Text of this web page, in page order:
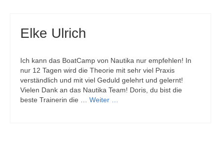
Elke Ulrich
Ich kann das BoatCamp von Nautika nur empfehlen! In
nur 12 Tagen wird die Theorie mit sehr viel Praxis
verständlich und mit viel Geduld gelehrt und gelernt!
Vielen Dank an das Nautika Team! Doris, du bist die
beste Trainerin die … Weiter …